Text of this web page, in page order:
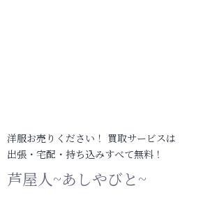
洋服お売りください！ 買取サービスは
出張・宅配・持ち込みすべて無料！
芦屋人~あしやびと~